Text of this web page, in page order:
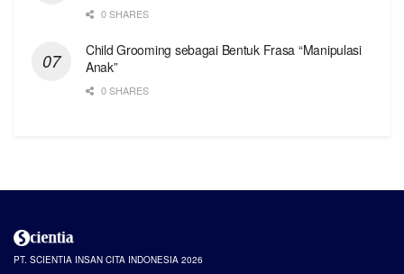
0 SHARES
Child Grooming sebagai Bentuk Frasa “Manipulasi
Anak”
0 SHARES
PT. SCIENTIA INSAN CITA INDONESIA 2026